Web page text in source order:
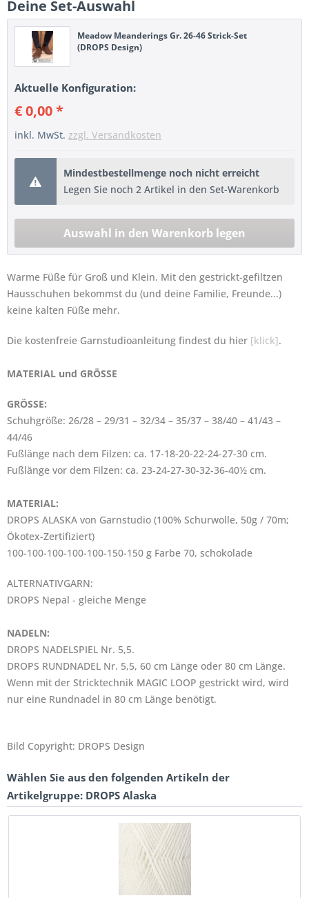
Deine Set-Auswahl
Meadow Meanderings Gr. 26-46 Strick-Set
(DROPS Design)
Aktuelle Konfiguration:
€ 0,00 *
inkl. MwSt. zzgl. Versandkosten
Mindestbestellmenge noch nicht erreicht
Legen Sie noch 2 Artikel in den Set-Warenkorb
Warme Füße für Groß und Klein. Mit den gestrickt-gefiltzen
Hausschuhen bekommst du (und deine Familie, Freunde...)
keine kalten Füße mehr.
Die kostenfreie Garnstudioanleitung findest du hier [klick].
MATERIAL und GRÖSSE
GRÖSSE:
Schuhgröße: 26/28 – 29/31 – 32/34 – 35/37 – 38/40 – 41/43 –
44/46
Fußlänge nach dem Filzen: ca. 17-18-20-22-24-27-30 cm.
Fußlänge vor dem Filzen: ca. 23-24-27-30-32-36-40½ cm.
MATERIAL:
DROPS ALASKA von Garnstudio (100% Schurwolle, 50g / 70m;
Ökotex-Zertifiziert)
100-100-100-100-100-150-150 g Farbe 70, schokolade
ALTERNATIVGARN:
DROPS Nepal - gleiche Menge
NADELN:
DROPS NADELSPIEL Nr. 5,5.
DROPS RUNDNADEL Nr. 5,5, 60 cm Länge oder 80 cm Länge.
Wenn mit der Stricktechnik MAGIC LOOP gestrickt wird, wird
nur eine Rundnadel in 80 cm Länge benötigt.
Bild Copyright: DROPS Design
Wählen Sie aus den folgenden Artikeln der
Artikelgruppe: DROPS Alaska